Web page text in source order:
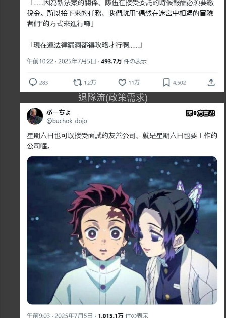
退隊流(政策需求)